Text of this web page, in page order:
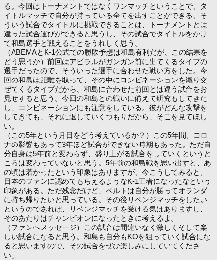
る。今回はトーナメントではなくワンマッチということで、タ
イトルマッチで自分が持っている全てを出すことができる、そ
ういう試合でタイトルに挑戦できることは、トーナメントとは
違った試合運びができると思うし、その試合でタイトルをかけ
て和島選手と戦えることをうれしく思う。
（ABEMAとK-1公式での勝敗予想は和島有利だが、この結果を
どう思うか）前回はアビラルがガンガン前に出てくるタイプの
選手だったので、そういった選手に合わせた戦い方をした。今
回の和島は距離を取って、その中にコンビネーションを織り交
ぜてくるタイプだから、和島に合わせた前回とは違う試合をお
見せすると思う。今回の和島との戦いに備えて研究もしてきた
し、コンビネーションにも注意をしている。彼がどんな攻撃を
してきても、それに返していくつもりだから、そこを見てほし
い。
（この5年という月日をどう考えているか？）この5年間、コロ
ナの影響もあって3年ほど試合ができない時期もあった。ただ自
分自身は5年前と変わらず、盛り上がる試合をしていくというと
ころは変わっていないと思う。5年前の和島戦を思い出すと、あ
の頃は若かったという印象はありますが、今こうしてみると、
日本のファンに認めてもらえるようなK-1王者になったなという
印象がある。ただ残念だけど、ベルトは自分が勝ってオランダ
に持ち帰りたいと思っている。その後リベンジマッチをしたい
というのであれば、リベンジマッチを受ける気はありますし、
そのあたりはチャンピオンになったときに考えるよ。
（ファンへメッセージ）この試合は間違いなく激しくそして楽
しい試合になると思う。和島も自分もKOを狙っていく試合にな
ると思いますので、その試合をぜひ楽しみにしていてくださ
い」